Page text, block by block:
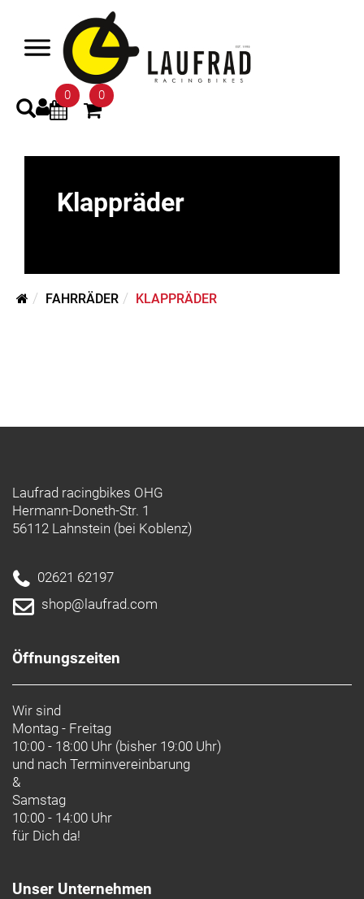
0 0
Klappräder
FAHRRÄDER KLAPPRÄDER
Laufrad racingbikes OHG
Hermann-Doneth-Str. 1
56112 Lahnstein (bei Koblenz)
02621 62197
shop@laufrad.com
Öffnungszeiten
Wir sind
Montag - Freitag
10:00 - 18:00 Uhr (bisher 19:00 Uhr)
und nach Terminvereinbarung
&
Samstag
10:00 - 14:00 Uhr
für Dich da!
Unser Unternehmen